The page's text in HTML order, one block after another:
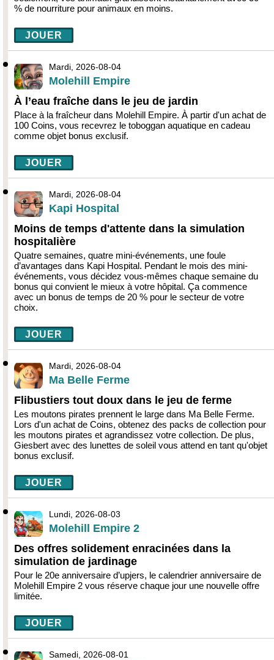
% de nourriture pour animaux en moins.
JOUER
Mardi, 2026-08-04
Molehill Empire
À l’eau fraîche dans le jeu de jardin
Place à la fraîcheur dans Molehill Empire. À partir d'un achat de
100 Coins, vous recevrez le toboggan aquatique en cadeau
comme objet bonus exclusif.
JOUER
Mardi, 2026-08-04
Kapi Hospital
Moins de temps d'attente dans la simulation
hospitalière
Quatre semaines, quatre mini-événements, une foule
d’avantages dans Kapi Hospital. Pendant le mois des mini-
événements, vous décidez vous-mêmes chaque semaine du
bonus qui convient le mieux à votre hôpital. Ça commence
avec un bonus de temps de 20 % pour le secteur de votre
choix.
JOUER
Mardi, 2026-08-04
Ma Belle Ferme
Flibustiers tout doux dans le jeu de ferme
Les moutons pirates prennent le large dans Ma Belle Ferme.
Lors d'un achat de Coins, obtenez des packs de collection pour
les moutons pirates et agrandissez votre collection. De plus,
Giesbert avec des lunettes de soleil vous attend en tant qu'objet
bonus exclusif.
JOUER
Lundi, 2026-08-03
Molehill Empire 2
Des offres solidement enracinées dans la
simulation de jardinage
Pour le 20e anniversaire d’upjers, le calendrier anniversaire de
Molehill Empire 2 vous réserve chaque jour une nouvelle offre
limitée.
JOUER
Samedi, 2026-08-01